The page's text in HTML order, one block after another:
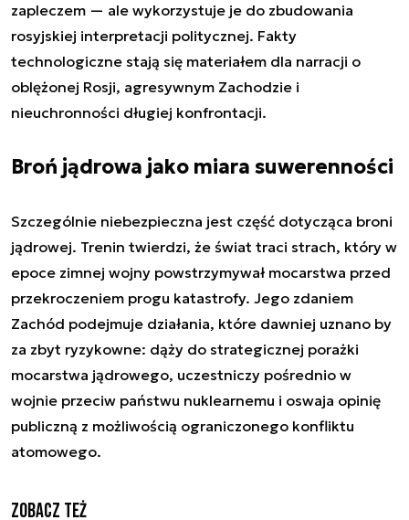
zapleczem — ale wykorzystuje je do zbudowania
rosyjskiej interpretacji politycznej. Fakty
technologiczne stają się materiałem dla narracji o
oblężonej Rosji, agresywnym Zachodzie i
nieuchronności długiej konfrontacji.
Broń jądrowa jako miara suwerenności
Szczególnie niebezpieczna jest część dotycząca broni
jądrowej. Trenin twierdzi, że świat traci strach, który w
epoce zimnej wojny powstrzymywał mocarstwa przed
przekroczeniem progu katastrofy. Jego zdaniem
Zachód podejmuje działania, które dawniej uznano by
za zbyt ryzykowne: dąży do strategicznej porażki
mocarstwa jądrowego, uczestniczy pośrednio w
wojnie przeciw państwu nuklearnemu i oswaja opinię
publiczną z możliwością ograniczonego konfliktu
atomowego.
Zobacz też